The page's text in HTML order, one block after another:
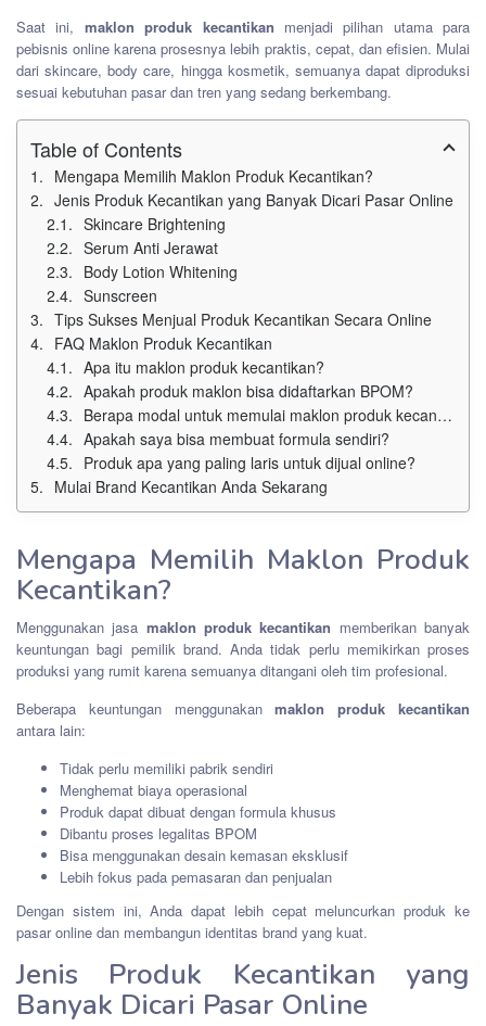
Saat ini, maklon produk kecantikan menjadi pilihan utama para
pebisnis online karena prosesnya lebih praktis, cepat, dan efisien. Mulai
dari skincare, body care, hingga kosmetik, semuanya dapat diproduksi
sesuai kebutuhan pasar dan tren yang sedang berkembang.
Table of Contents
Mengapa Memilih Maklon Produk Kecantikan?
Jenis Produk Kecantikan yang Banyak Dicari Pasar Online
Skincare Brightening
Serum Anti Jerawat
Body Lotion Whitening
Sunscreen
Tips Sukses Menjual Produk Kecantikan Secara Online
FAQ Maklon Produk Kecantikan
Apa itu maklon produk kecantikan?
Apakah produk maklon bisa didaftarkan BPOM?
Berapa modal untuk memulai maklon produk kecantikan?
Apakah saya bisa membuat formula sendiri?
Produk apa yang paling laris untuk dijual online?
Mulai Brand Kecantikan Anda Sekarang
Mengapa Memilih Maklon Produk
Kecantikan?
Menggunakan jasa maklon produk kecantikan memberikan banyak
keuntungan bagi pemilik brand. Anda tidak perlu memikirkan proses
produksi yang rumit karena semuanya ditangani oleh tim profesional.
Beberapa keuntungan menggunakanmaklon produk kecantikan
antara lain:
Tidak perlu memiliki pabrik sendiri
Menghemat biaya operasional
Produk dapat dibuat dengan formula khusus
Dibantu proses legalitas BPOM
Bisa menggunakan desain kemasan eksklusif
Lebih fokus pada pemasaran dan penjualan
Dengan sistem ini, Anda dapat lebih cepat meluncurkan produk ke
pasar online dan membangun identitas brand yang kuat.
Jenis Produk Kecantikan yang
Banyak Dicari Pasar Online